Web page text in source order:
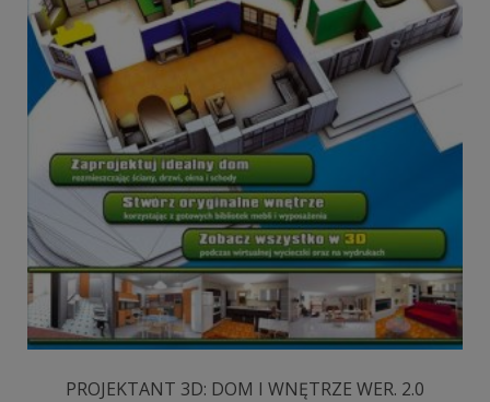
PROJEKTANT 3D: DOM I WNĘTRZE WER. 2.0